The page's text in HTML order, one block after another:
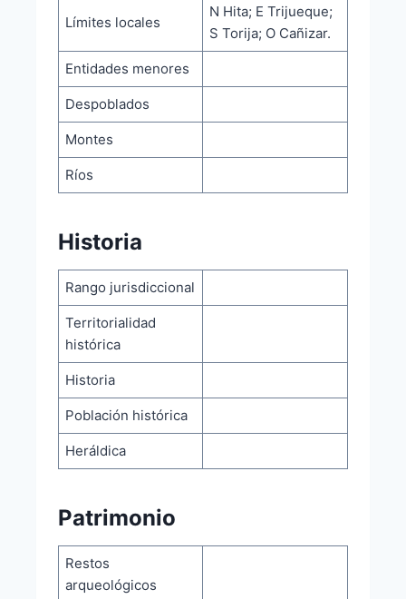
Límites locales
N Hita; E Trijueque;
S Torija; O Cañizar.
Entidades menores
Despoblados
Montes
Ríos
Historia
Rango jurisdiccional
Territorialidad
histórica
Historia
Población histórica
Heráldica
Patrimonio
Restos
arqueológicos